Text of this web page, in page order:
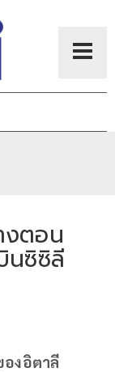
งตอน
นซิซิลี
งอิตาลี